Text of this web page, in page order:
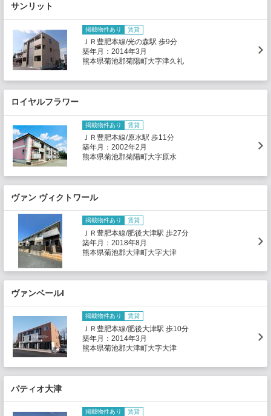
サンリット
掲載物件あり 賃貸
ＪＲ豊肥本線/光の森駅 歩9分
築年月：2014年3月
熊本県菊池郡菊陽町大字津久礼
ロイヤルフラワー
掲載物件あり 賃貸
ＪＲ豊肥本線/原水駅 歩11分
築年月：2002年2月
熊本県菊池郡菊陽町大字原水
ヴァン ヴィクトワール
掲載物件あり 賃貸
ＪＲ豊肥本線/肥後大津駅 歩27分
築年月：2018年8月
熊本県菊池郡大津町大字大津
ヴァンベールI
掲載物件あり 賃貸
ＪＲ豊肥本線/肥後大津駅 歩10分
築年月：2014年3月
熊本県菊池郡大津町大字大津
パティオ大津
掲載物件あり 賃貸